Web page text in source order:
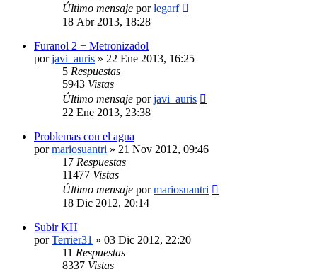
Último mensaje porlegarf
18 Abr 2013, 18:28
Furanol 2 + Metronizadol
porjavi_auris » 22 Ene 2013, 16:25
5 Respuestas
5943 Vistas
Último mensaje porjavi_auris
22 Ene 2013, 23:38
Problemas con el agua
pormariosuantri » 21 Nov 2012, 09:46
17 Respuestas
11477 Vistas
Último mensaje pormariosuantri
18 Dic 2012, 20:14
Subir KH
porTerrier31 » 03 Dic 2012, 22:20
11 Respuestas
8337 Vistas